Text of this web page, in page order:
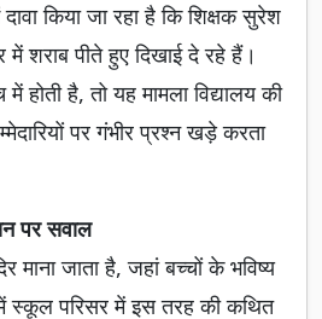
किया जा रहा है कि शिक्षक सुरेश
शराब पीते हुए दिखाई दे रहे हैं।
में होती है, तो यह मामला विद्यालय की
पर गंभीर प्रश्न खड़े करता
पर सवाल
माना जाता है, जहां बच्चों के भविष्य
में स्कूल परिसर में इस तरह की कथित